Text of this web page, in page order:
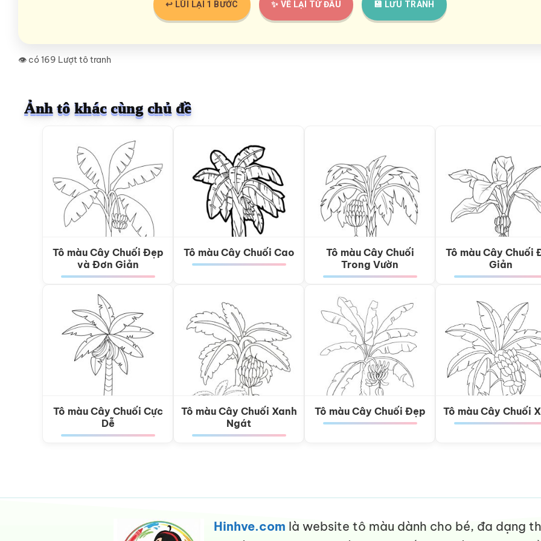
↩️ LÙI LẠI 1 BƯỚC ✨ VẼ LẠI TỪ ĐẦU 💾 LƯU TRANH
👁️ có 169 Lượt tô tranh
Ảnh tô khác cùng chủ đề
Tô màu Cây Chuối Đẹp
và Đơn Giản
Tô màu Cây Chuối Cao
Tô màu Cây Chuối
Trong Vườn
Tô màu Cây Chuối
Giản
Tô màu Cây Chuối Cực
Dễ
Tô màu Cây Chuối Xanh
Ngát
Tô màu Cây Chuối Đẹp Tô màu Cây Chuối
Hinhve.com là website tô màu dành cho bé, đa dạng